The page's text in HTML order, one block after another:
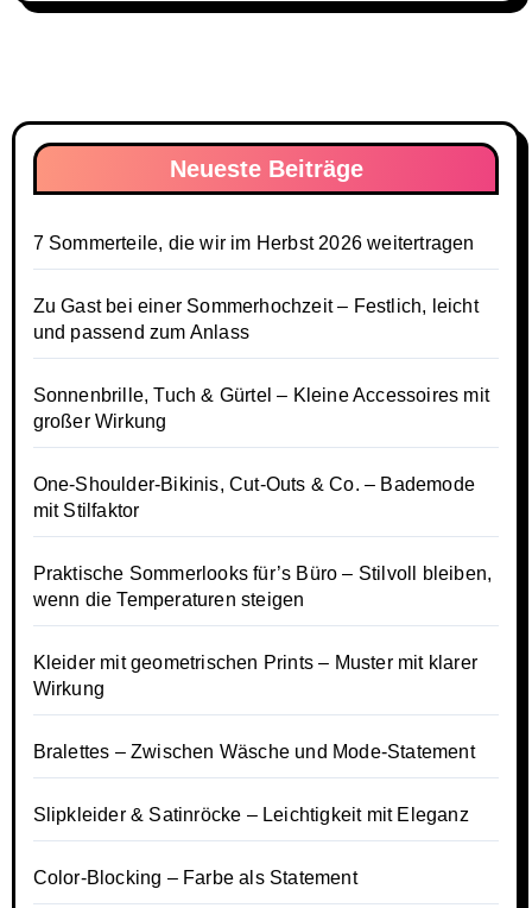
Neueste Beiträge
7 Sommerteile, die wir im Herbst 2026 weitertragen
Zu Gast bei einer Sommerhochzeit – Festlich, leicht
und passend zum Anlass
Sonnenbrille, Tuch & Gürtel – Kleine Accessoires mit
großer Wirkung
One-Shoulder-Bikinis, Cut-Outs & Co. – Bademode
mit Stilfaktor
Praktische Sommerlooks für’s Büro – Stilvoll bleiben,
wenn die Temperaturen steigen
Kleider mit geometrischen Prints – Muster mit klarer
Wirkung
Bralettes – Zwischen Wäsche und Mode-Statement
Slipkleider & Satinröcke – Leichtigkeit mit Eleganz
Color-Blocking – Farbe als Statement